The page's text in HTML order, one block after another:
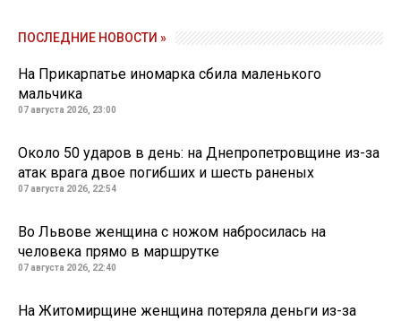
ПОСЛЕДНИЕ НОВОСТИ »
На Прикарпатье иномарка сбила маленького
мальчика
07 августа 2026, 23:00
Около 50 ударов в день: на Днепропетровщине из-за
атак врага двое погибших и шесть раненых
07 августа 2026, 22:54
Во Львове женщина с ножом набросилась на
человека прямо в маршрутке
07 августа 2026, 22:40
На Житомирщине женщина потеряла деньги из-за